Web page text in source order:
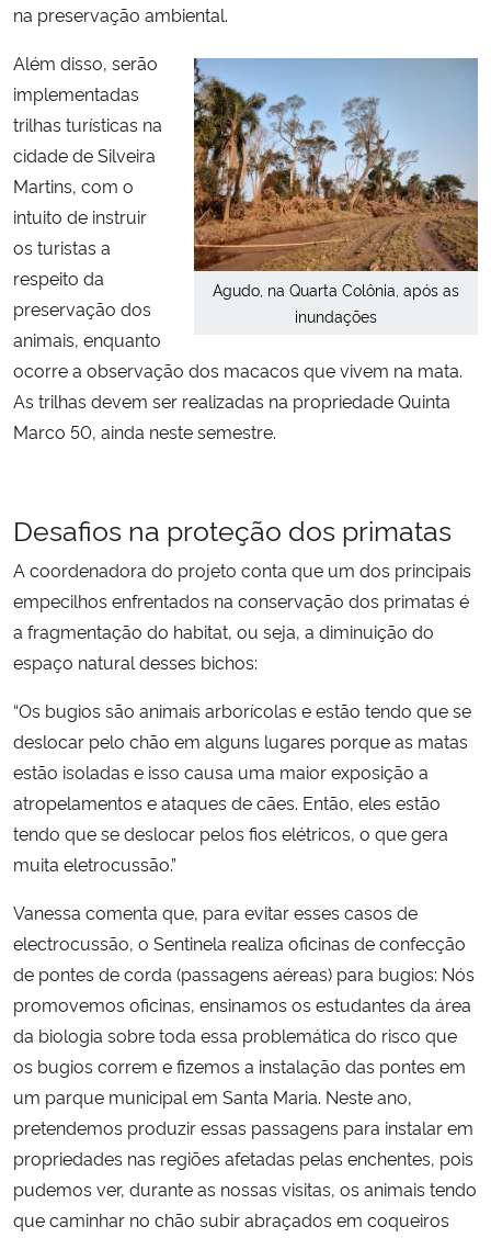
na preservação ambiental.
Agudo, na Quarta Colônia, após as
inundações
Além disso, serão
implementadas
trilhas turísticas na
cidade de Silveira
Martins, com o
intuito de instruir
os turistas a
respeito da
preservação dos
animais, enquanto
ocorre a observação dos macacos que vivem na mata.
As trilhas devem ser realizadas na propriedade Quinta
Marco 50, ainda neste semestre.
Desafios na proteção dos primatas
A coordenadora do projeto conta que um dos principais
empecilhos enfrentados na conservação dos primatas é
a fragmentação do habitat, ou seja, a diminuição do
espaço natural desses bichos:
“Os bugios são animais arborícolas e estão tendo que se
deslocar pelo chão em alguns lugares porque as matas
estão isoladas e isso causa uma maior exposição a
atropelamentos e ataques de cães. Então, eles estão
tendo que se deslocar pelos fios elétricos, o que gera
muita eletrocussão.”
Vanessa comenta que, para evitar esses casos de
electrocussão, o Sentinela realiza oficinas de confecção
de pontes de corda (passagens aéreas) para bugios: Nós
promovemos oficinas, ensinamos os estudantes da área
da biologia sobre toda essa problemática do risco que
os bugios correm e fizemos a instalação das pontes em
um parque municipal em Santa Maria. Neste ano,
pretendemos produzir essas passagens para instalar em
propriedades nas regiões afetadas pelas enchentes, pois
pudemos ver, durante as nossas visitas, os animais tendo
que caminhar no chão subir abraçados em coqueiros